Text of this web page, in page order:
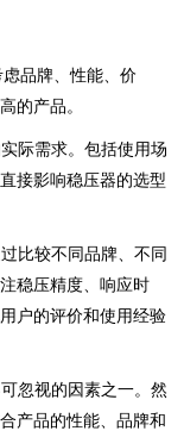
品牌、性能、价
的产品。
际需求。包括使用场
接影响稳压器的选型
比较不同品牌、不同
稳压精度、响应时
户的评价和使用经验
忽视的因素之一。然
产品的性能、品牌和